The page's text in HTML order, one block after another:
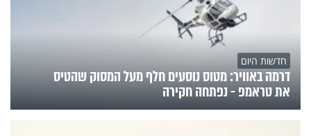
חדשות היום
דרמה באוויר: מטוס נוסעים חלף מעל המסוק שהטיס
את טראמפ - נפתחה חקירה